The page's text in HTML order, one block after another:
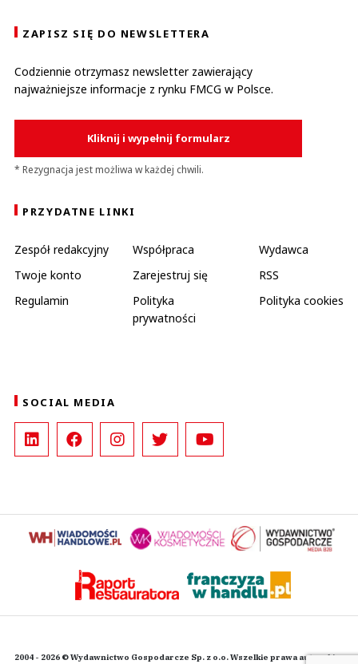
ZAPISZ SIĘ DO NEWSLETTERA
Codziennie otrzymasz newsletter zawierający
najważniejsze informacje z rynku FMCG w Polsce.
Kliknij i wypełnij formularz
* Rezygnacja jest możliwa w każdej chwili.
PRZYDATNE LINKI
Zespół redakcyjny Współpraca
Wydawca
Twoje konto
Zarejestruj się
RSS
Regulamin
Polityka
prywatności
Polityka cookies
SOCIAL MEDIA
2004 - 2026 © Wydawnictwo Gospodarcze Sp. z o.o. Wszelkie prawa autorskie